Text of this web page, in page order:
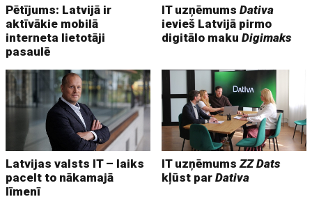
Pētījums: Latvijā ir
aktīvākie mobilā
interneta lietotāji
pasaulē
IT uzņēmumsDativa
ievieš Latvijā pirmo
digitālo makuDigimaks
Latvijas valsts IT – laiks
pacelt to nākamajā
līmenī
IT uzņēmumsZZ Dats
kļūst parDativa